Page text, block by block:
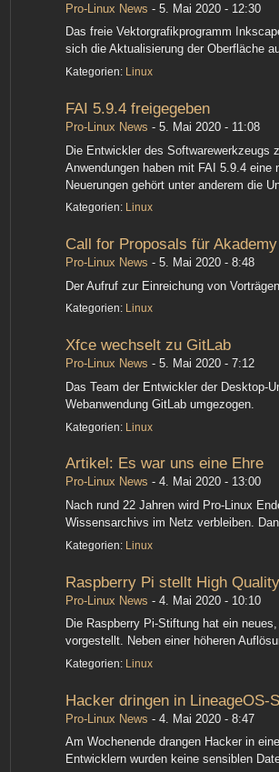
Pro-Linux News - 5. Mai 2020 - 12:30
Das freie Vektorgrafikprogramm
sich die Aktualisierung der Oberfläche
Kategorien: Linux
FAI 5.9.4 freigegeben
Pro-Linux News - 5. Mai 2020 - 11:08
Die Entwickler des Softwarewerkzeugs
Anwendungen haben mit FAI 5.9.4
Neuerungen gehört unter anderem die
Kategorien: Linux
Call for Proposals für
Pro-Linux News - 5. Mai 2020 - 8:48
Der Aufruf zur Einreichung von
Kategorien: Linux
Xfce wechselt zu GitLab
Pro-Linux News - 5. Mai 2020 - 7:12
Das Team der Entwickler der Desktop-
Webanwendung GitLab umgezogen.
Kategorien: Linux
Artikel: Es war uns eine Ehre
Pro-Linux News - 4. Mai 2020 - 13:00
Nach rund 22 Jahren wird Pro-Linux
Wissensarchivs im Netz verbleiben.
Kategorien: Linux
Raspberry Pi stellt High
Pro-Linux News - 4. Mai 2020 - 10:10
Die Raspberry Pi-Stiftung hat ein
vorgestellt. Neben einer höheren
Kategorien: Linux
Hacker dringen in LineageOS-
Pro-Linux News - 4. Mai 2020 - 8:47
Am Wochenende drangen Hacker in
Entwicklern wurden keine sensiblen